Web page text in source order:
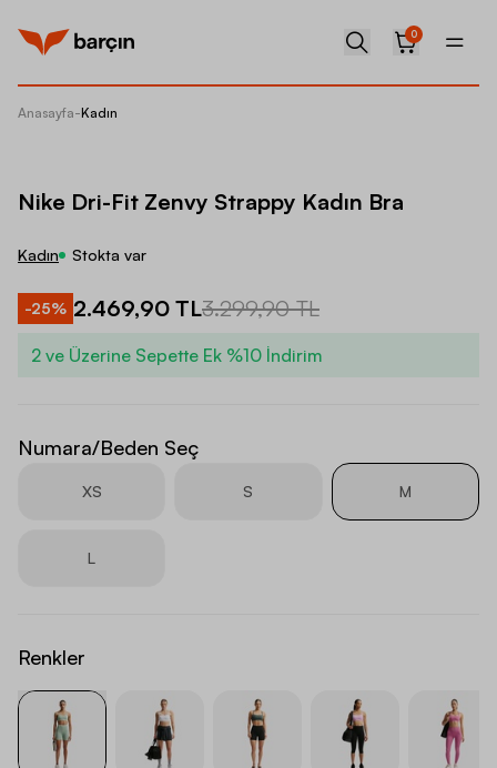
0
Anasayfa-Kadın
Nike Dri-Fit Zenvy Strappy Kadın Bra
Kadın Stokta var
-25% 2.469,90 TL3.299,90 TL
2 ve Üzerine Sepette Ek %10 İndirim
Numara/Beden Seç
XS S M
L
Renkler